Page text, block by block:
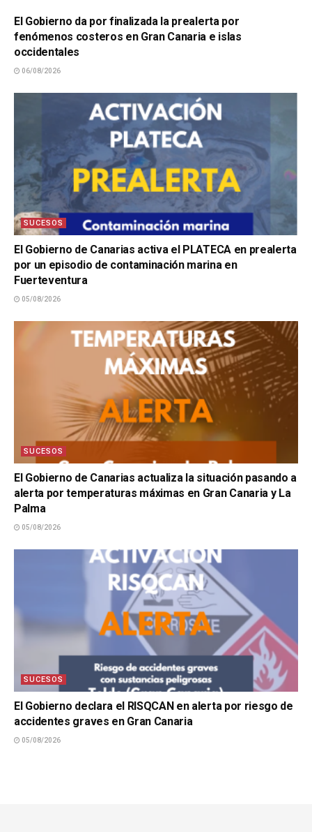
El Gobierno da por finalizada la prealerta por
fenómenos costeros en Gran Canaria e islas
occidentales
06/08/2026
SUCESOS
El Gobierno de Canarias activa el PLATECA en prealerta
por un episodio de contaminación marina en
Fuerteventura
05/08/2026
SUCESOS
El Gobierno de Canarias actualiza la situación pasando a
alerta por temperaturas máximas en Gran Canaria y La
Palma
05/08/2026
SUCESOS
El Gobierno declara el RISQCAN en alerta por riesgo de
accidentes graves en Gran Canaria
05/08/2026